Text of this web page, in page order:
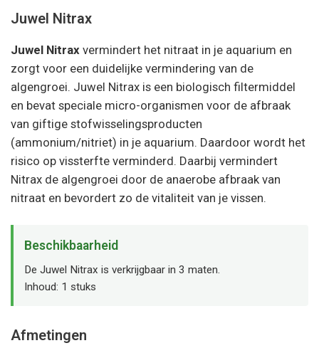
Juwel Nitrax
Juwel Nitrax vermindert het nitraat in je aquarium en
zorgt voor een duidelijke vermindering van de
algengroei. Juwel Nitrax is een biologisch filtermiddel
en bevat speciale micro-organismen voor de afbraak
van giftige stofwisselingsproducten
(ammonium/nitriet) in je aquarium. Daardoor wordt het
risico op vissterfte verminderd. Daarbij vermindert
Nitrax de algengroei door de anaerobe afbraak van
nitraat en bevordert zo de vitaliteit van je vissen.
Beschikbaarheid
De Juwel Nitrax is verkrijgbaar in 3 maten.
Inhoud: 1 stuks
Afmetingen